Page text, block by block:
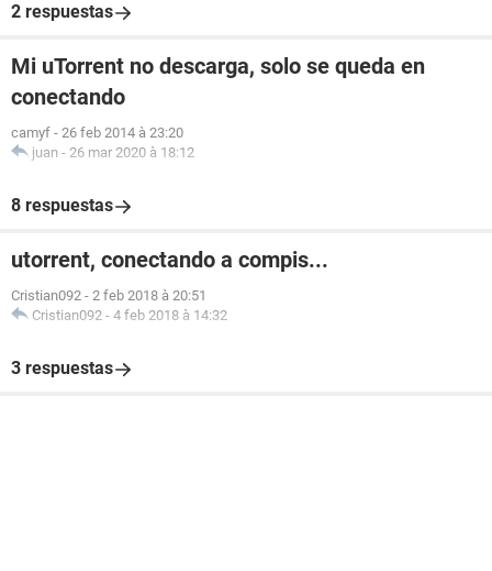
2 respuestas
Mi uTorrent no descarga, solo se queda en
conectando
camyf - 26 feb 2014 à 23:20
juan - 26 mar 2020 à 18:12
8 respuestas
utorrent, conectando a compis...
Cristian092 - 2 feb 2018 à 20:51
Cristian092 - 4 feb 2018 à 14:32
3 respuestas